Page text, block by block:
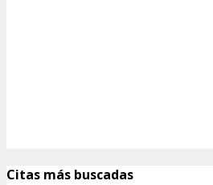
Citas más buscadas